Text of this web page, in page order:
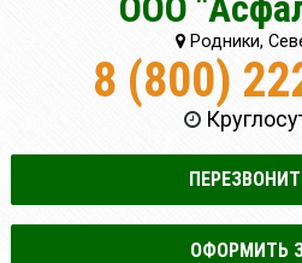
Родники,
8 (800)
ОФОРМИТЬ